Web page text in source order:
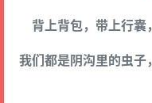
背上背包，带上行
我们都是阴沟里的虫